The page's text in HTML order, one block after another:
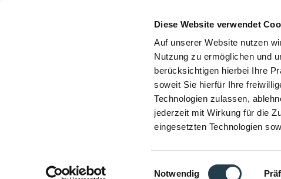
Diese Website verwendet
Auf unserer Website nutzen
Nutzung zu ermöglichen und
berücksichtigen hierbei Ihre
soweit Sie hierfür Ihre
Technologien zulassen,
jederzeit mit Wirkung für die
eingesetzten Technologien
Einwilligungsauswahl
Notwendig